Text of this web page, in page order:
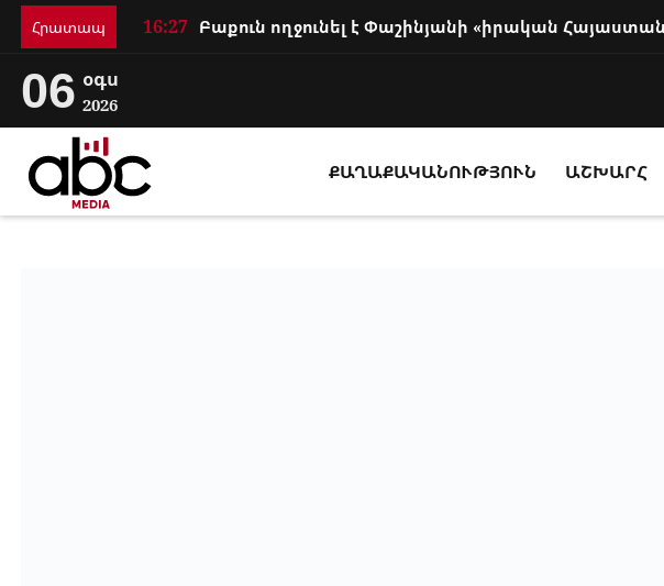
Հրատապ 16:27
06 օգս
2026
ՔԱՂԱՔԱԿԱՆՈՒԹՅՈՒՆ ԱՇԽԱՐՀ